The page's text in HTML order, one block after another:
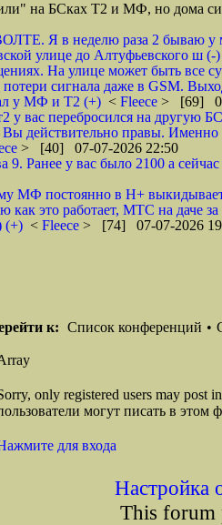
на БСках Т2 и МФ, но дома
Я в неделю раза 2 бываю у
улице до Алтуфьевского ш (-)
На улице может быть все
сигнала даже в GSM.
у МФ и Т2 (+) < Fleece > [69]
у вас перебросился на другую
действительно правы.
> [40] 07-07-2026 22:50
9. Ранее у вас было 2100 а
МФ постоянно в H+
это работает, МТС на даче
(+) < Fleece > [74] 07-07-2026
к: Список конференций •
only registered users may post
могут писать в этом
для входа
Настройка
This